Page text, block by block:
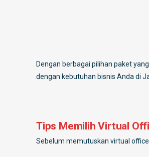
Dengan berbagai pilihan paket
dengan kebutuhan bisnis Anda di
Tips Memilih Virtual
Sebelum memutuskan virtual